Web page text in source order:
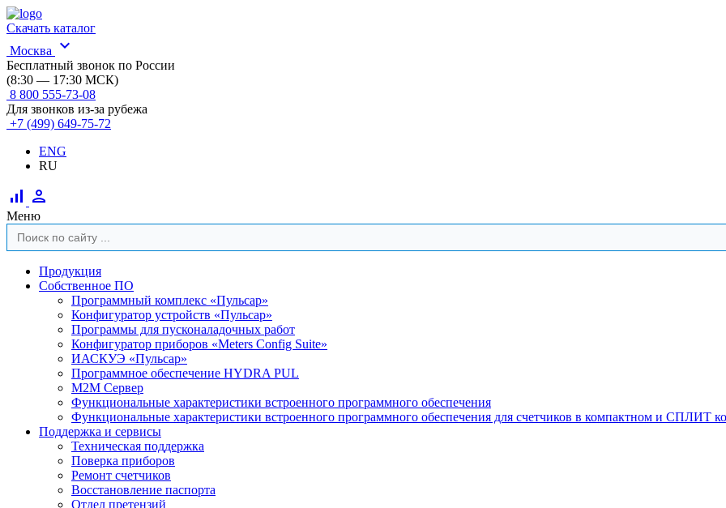
Скачать каталог
Москва
expand_more
Бесплатный звонок по России
(8:30 — 17:30 МСК)
8 800 555-73-08
Для звонков из-за рубежа
+7 (499) 649-75-72
ENG
RU
signal_cellular_alt person
Меню
Продукция
Собственное ПО
Программный комплекс «Пульсар»
Конфигуратор устройств «Пульсар»
Программы для пусконаладочных работ
Конфигуратор приборов «Meters Config Suite»
ИАСКУЭ «Пульсар»
Программное обеспечение HYDRA PUL
M2M Сервер
Функциональные характеристики встроенного программного обеспечения
Функциональные характеристики встроенного программного обеспечения для счетчиков в компактном и СПЛИТ
Поддержка и сервисы
Техническая поддержка
Поверка приборов
Ремонт счетчиков
Восстановление паспорта
Отдел претензий